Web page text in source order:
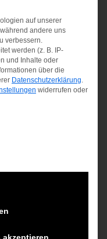
inkl. MwSt.
zzgl.
Versandkosten
auf unserer
andere uns
verbessern.
werden (z. B. IP-
und Inhalte oder
über die
Datenschutzerklärung.
widerrufen oder
für die eine
akzeptieren